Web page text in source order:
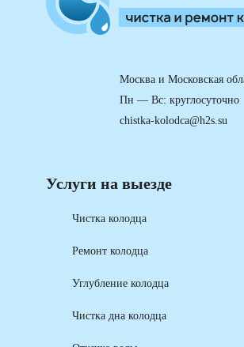
Услуги на выезде
Чистка колодца
Ремонт колодца
Углубление колодца
Чистка дна колодца
Москва и Московская
Пн — Вс: круглосуточно
chistka-kolodca@h2s.su